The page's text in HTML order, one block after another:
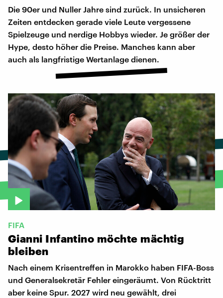
Die 90er und Nuller Jahre sind zurück. In unsicheren
Zeiten entdecken gerade viele Leute vergessene
Spielzeuge und nerdige Hobbys wieder. Je größer der
Hype, desto höher die Preise. Manches kann aber
auch als langfristige Wertanlage dienen.
FIFA
Gianni Infantino möchte mächtig
bleiben
Nach einem Krisentreffen in Marokko haben FIFA-Boss
und Generalsekretär Fehler eingeräumt. Von Rücktritt
aber keine Spur. 2027 wird neu gewählt, drei